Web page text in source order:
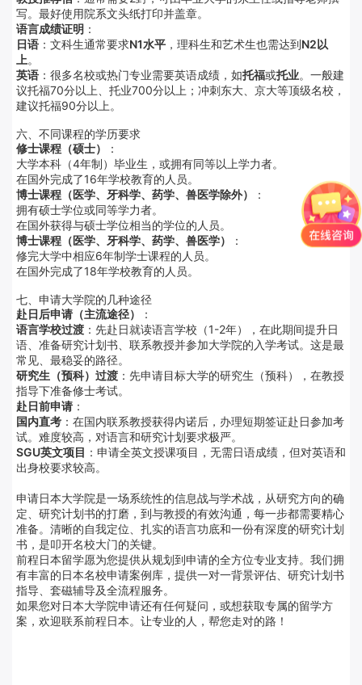
写。最好使用院系文头纸打印并盖章。
语言成绩证明 ：
日语 ：文科生通常要求N1水平 ，理科生和艺术生也需达到N2以
上。
英语 ：很多名校或热门专业需要英语成绩，如托福或托业。一般建
议托福70分以上、托业700分以上；冲刺东大、京大等顶级名校，
建议托福90分以上 。
六、不同课程的学历要求
修士课程（硕士）
：
大学本科（4年制）毕业生，或拥有同等以上学力者。
在国外完成了16年学校教育的人员。
博士课程（医学、牙科学、药学、兽医学除外）
：
拥有硕士学位或同等学力者。
在国外获得与硕士学位相当的学位的人员。
博士课程（医学、牙科学、药学、兽医学）
：
修完大学中相应6年制学士课程的人员。
在国外完成了18年学校教育的人员。
七、申请大学院的几种途径
赴日后申请（主流途径）
：
语言学校过渡 ：先赴日就读语言学校（1-2年），在此期间提升日
语、准备研究计划书、联系教授并参加大学院的入学考试。这是最
常见、最稳妥的路径。
研究生（预科）过渡 ：先申请目标大学的研究生（预科），在教授
指导下准备修士考试。
赴日前申请 ：
国内直考 ：在国内联系教授获得内诺后，办理短期签证赴日参加考
试。难度较高，对语言和研究计划要求极严。
SGU英文项目 ：申请全英文授课项目，无需日语成绩，但对英语和
出身校要求较高。
申请日本大学院是一场系统性的信息战与学术战，从研究方向的确
定、研究计划书的打磨，到与教授的有效沟通，每一步都需要精心
准备。清晰的自我定位、扎实的语言功底和一份有深度的研究计划
书，是叩开名校大门的关键。
前程日本留学愿为您提供从规划到申请的全方位专业支持。我们拥
有丰富的日本名校申请案例库，提供一对一背景评估、研究计划书
指导、套磁辅导及全流程服务。
如果您对日本大学院申请还有任何疑问，或想获取专属的留学方
案，欢迎联系前程日本。让专业的人，帮您走对的路！